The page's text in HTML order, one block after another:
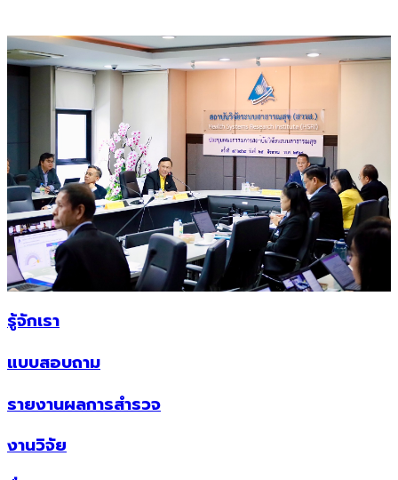
รู้จักเรา
แบบสอบถาม
รายงานผลการสำรวจ
งานวิจัย